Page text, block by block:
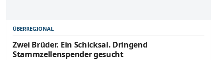
ÜBERREGIONAL
Zwei Brüder. Ein Schicksal. Dringend
Stammzellenspender gesucht